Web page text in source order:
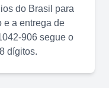
do Brasil para
e a entrega de
906segue o
dígitos.